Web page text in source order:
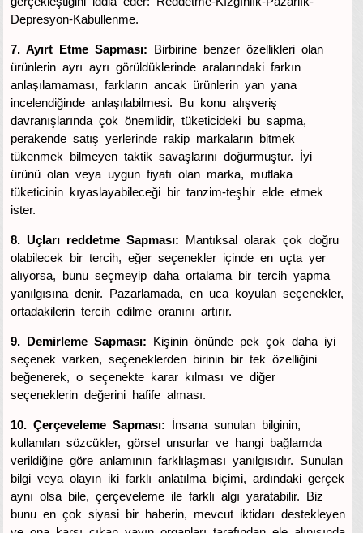
Depresyon-Kabullenme.
7. Ayırt Etme Sapması: Birbirine benzer özellikleri olan
ürünlerin ayrı ayrı görüldüklerinde aralarındaki farkın
anlaşılamaması, farkların ancak ürünlerin yan yana
incelendiğinde anlaşılabilmesi. Bu konu alışveriş
davranışlarında çok önemlidir, tüketicideki bu sapma,
perakende satış yerlerinde rakip markaların bitmek
tükenmek bilmeyen taktik savaşlarını doğurmuştur. İyi
ürünü olan veya uygun fiyatı olan marka, mutlaka
tüketicinin kıyaslayabileceği bir tanzim-teşhir elde etmek
ister.
8. Uçları reddetme Sapması: Mantıksal olarak çok doğru
olabilecek bir tercih, eğer seçenekler içinde en uçta yer
alıyorsa, bunu seçmeyip daha ortalama bir tercih yapma
yanılgısına denir. Pazarlamada, en uca koyulan seçenekler,
ortadakilerin tercih edilme oranını artırır.
9. Demirleme Sapması: Kişinin önünde pek çok daha iyi
seçenek varken, seçeneklerden birinin bir tek özelliğini
beğenerek, o seçenekte karar kılması ve diğer
seçeneklerin değerini hafife alması.
10. Çerçeveleme Sapması: İnsana sunulan bilginin,
kullanılan sözcükler, görsel unsurlar ve hangi bağlamda
verildiğine göre anlamının farklılaşması yanılgısıdır. Sunulan
bilgi veya olayın iki farklı anlatılma biçimi, ardındaki gerçek
aynı olsa bile, çerçeveleme ile farklı algı yaratabilir. Biz
bunu en çok siyasi bir haberin, mevcut iktidarı destekleyen